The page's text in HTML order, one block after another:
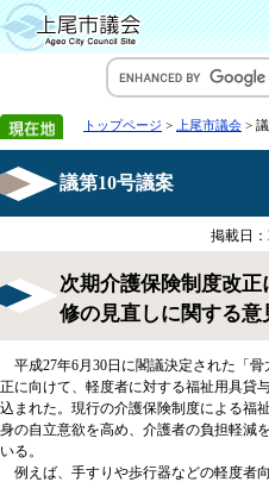
トップページ > 上尾市議会 >
議第10号議案
掲載日：
次期介護保険制度改
修の見直しに関する意
平成27年6月30日に閣議決定された「
正に向けて、軽度者に対する福祉用具貸
込まれた。現行の介護保険制度による福
身の自立意欲を高め、介護者の負担軽減
いる。
例えば、手すりや歩行器などの軽度者